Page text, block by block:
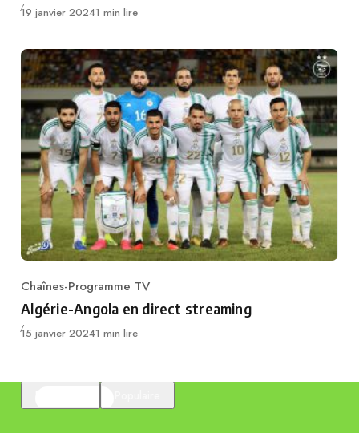
Publié
19 janvier 20241 min lire
Category
Chaînes-Programme TV
Algérie-Angola en direct streaming
Publié
15 janvier 20241 min lire